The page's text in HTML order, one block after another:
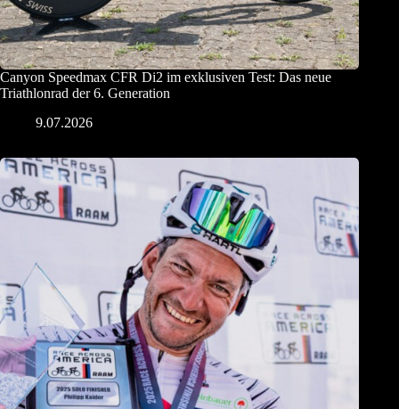
Canyon Speedmax CFR Di2 im exklusiven Test: Das neue
Triathlonrad der 6. Generation
9.07.2026